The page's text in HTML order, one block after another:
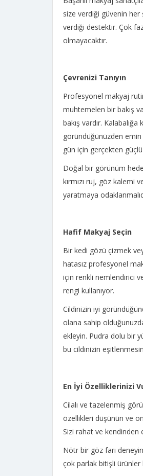
size verdiği güvenin
verdiği destektir. Çok
olmayacaktır.
Çevrenizi Tanıyın
Profesyonel makyaj
muhtemelen bir bakış
bakış vardır.
göründüğünüzden
gün için gerçekten
Doğal bir görünüm
kırmızı ruj, göz
yaratmaya
Hafif Makyaj Seçin
Bir kedi gözü çizmek
hatasız profesyonel
için renkli nemlendirici
rengi kullanıyor.
Cildinizin iyi
olana sahip
ekleyin. Pudra dolu bir
bu cildinizin
En İyi Özelliklerinizi
Cilalı ve tazelenmiş
özellikleri düşünün ve
Sizi rahat ve kendinden
Nötr bir göz farı
çok parlak bitişli ürünler